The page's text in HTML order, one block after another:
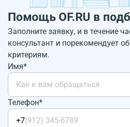
Помощь OF.RU в
Заполните заявку, и в течение
консультант и порекомендует
критериям.
Имя*
Телефон*
+7